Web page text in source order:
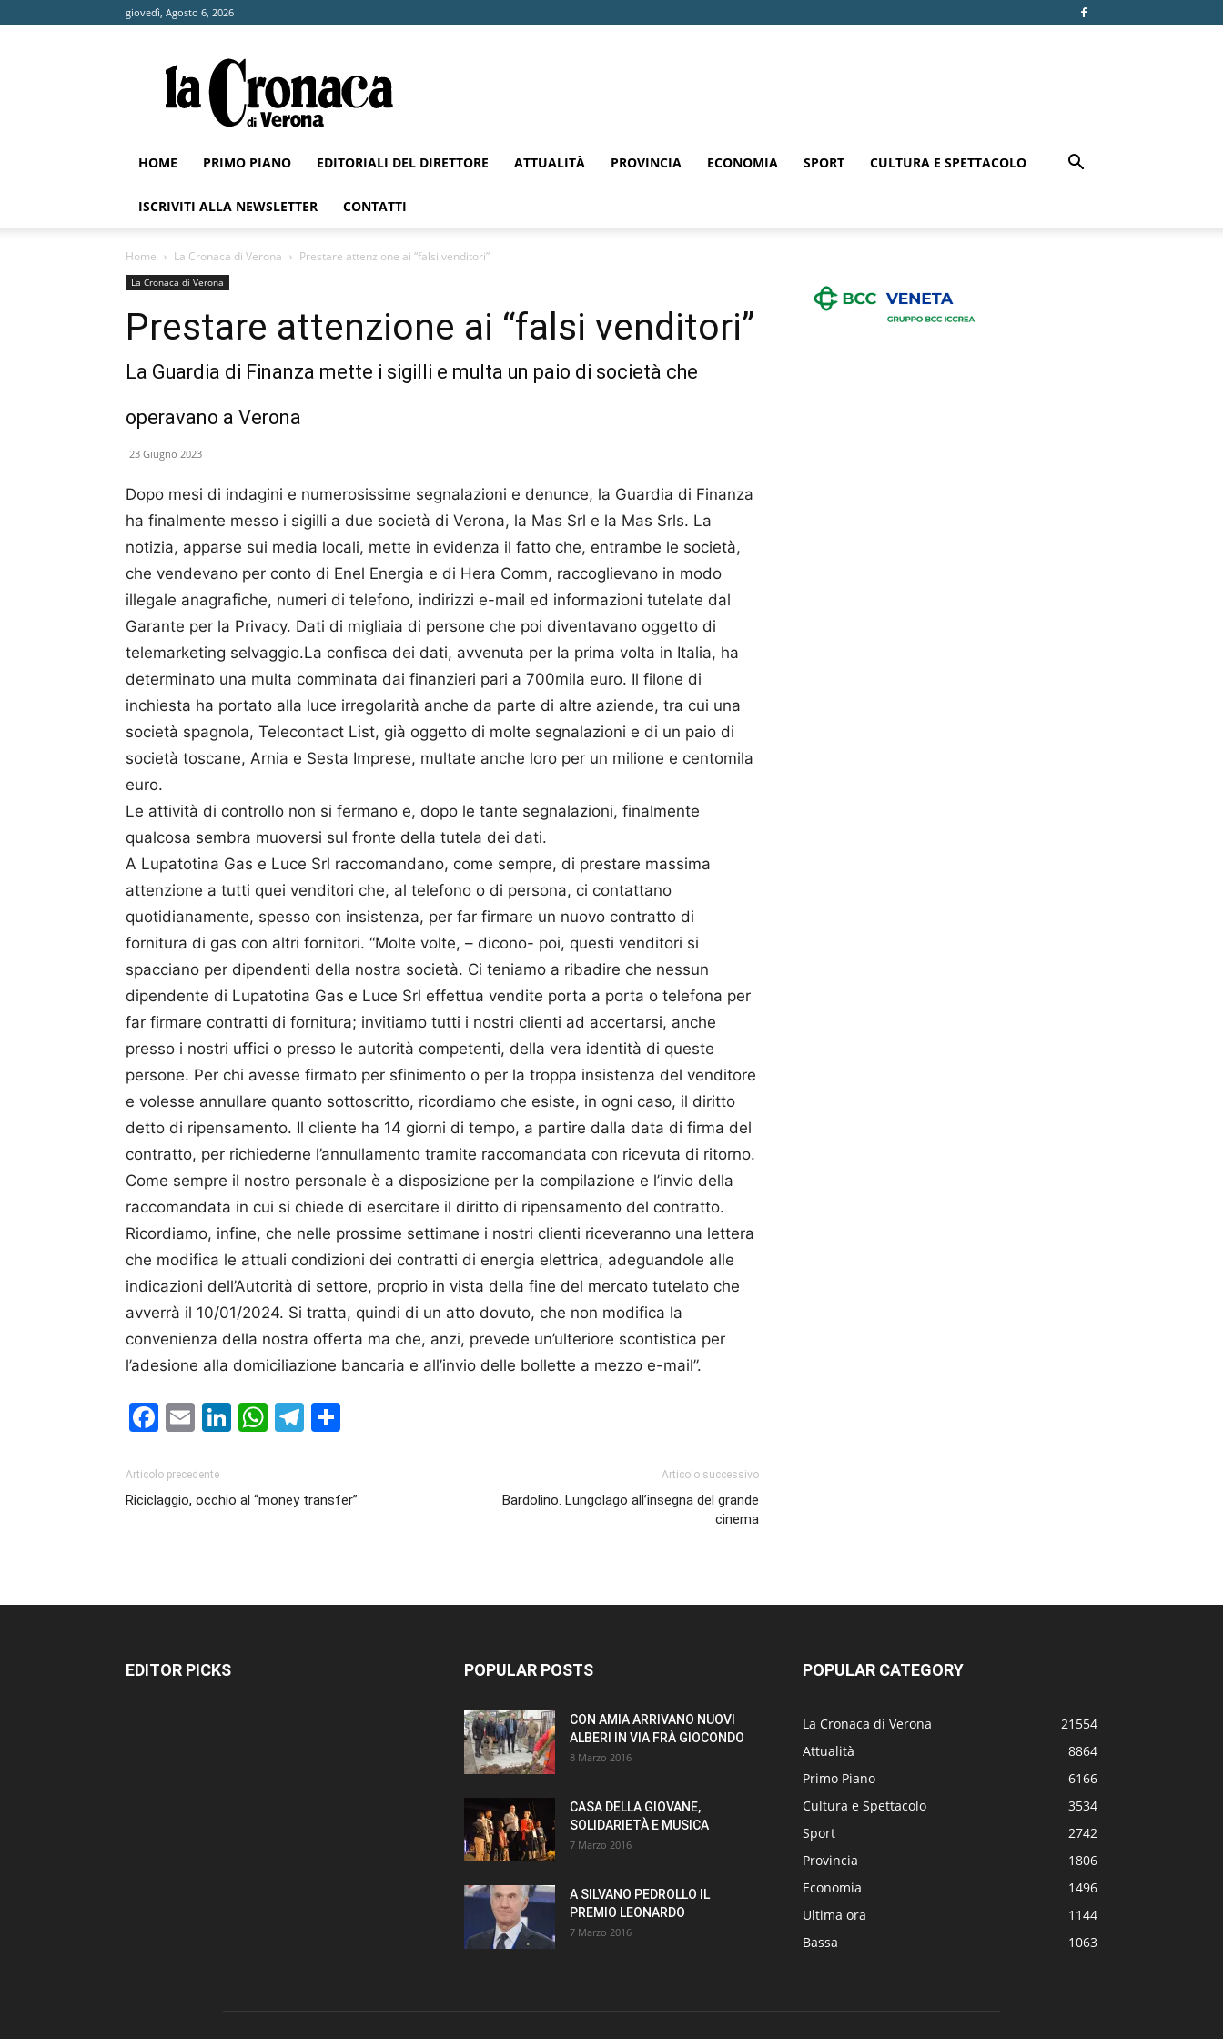
giovedì, Agosto 6, 2026
Cronaca
di
Verona
HOME PRIMO PIANO EDITORIALI DEL DIRETTORE ATTUALITÀ PROVINCIA ECONOMIA SPORT CULTURA E SPETTACOLO
ISCRIVITI ALLA NEWSLETTER CONTATTI
Home La Cronaca di Verona Prestare attenzione ai “falsi venditori”
La Cronaca di Verona
Prestare attenzione ai “falsi venditori”
La Guardia di Finanza mette i sigilli e multa un paio di società che
operavano a Verona
23 Giugno 2023
Dopo mesi di indagini e numerosissime segnalazioni e denunce, la Guardia di Finanza
ha finalmente messo i sigilli a due società di Verona, la Mas Srl e la Mas Srls. La
notizia, apparse sui media locali, mette in evidenza il fatto che, entrambe le società,
che vendevano per conto di Enel Energia e di Hera Comm, raccoglievano in modo
illegale anagrafiche, numeri di telefono, indirizzi e-mail ed informazioni tutelate dal
Garante per la Privacy. Dati di migliaia di persone che poi diventavano oggetto di
telemarketing selvaggio.La confisca dei dati, avvenuta per la prima volta in Italia, ha
determinato una multa comminata dai finanzieri pari a 700mila euro. Il filone di
inchiesta ha portato alla luce irregolarità anche da parte di altre aziende, tra cui una
società spagnola, Telecontact List, già oggetto di molte segnalazioni e di un paio di
società toscane, Arnia e Sesta Imprese, multate anche loro per un milione e centomila
euro.
Le attività di controllo non si fermano e, dopo le tante segnalazioni, finalmente
qualcosa sembra muoversi sul fronte della tutela dei dati.
A Lupatotina Gas e Luce Srl raccomandano, come sempre, di prestare massima
attenzione a tutti quei venditori che, al telefono o di persona, ci contattano
quotidianamente, spesso con insistenza, per far firmare un nuovo contratto di
fornitura di gas con altri fornitori. “Molte volte, – dicono- poi, questi venditori si
spacciano per dipendenti della nostra società. Ci teniamo a ribadire che nessun
dipendente di Lupatotina Gas e Luce Srl effettua vendite porta a porta o telefona per
far firmare contratti di fornitura; invitiamo tutti i nostri clienti ad accertarsi, anche
presso i nostri uffici o presso le autorità competenti, della vera identità di queste
persone. Per chi avesse firmato per sfinimento o per la troppa insistenza del venditore
e volesse annullare quanto sottoscritto, ricordiamo che esiste, in ogni caso, il diritto
detto di ripensamento. Il cliente ha 14 giorni di tempo, a partire dalla data di firma del
contratto, per richiederne l’annullamento tramite raccomandata con ricevuta di ritorno.
Come sempre il nostro personale è a disposizione per la compilazione e l’invio della
raccomandata in cui si chiede di esercitare il diritto di ripensamento del contratto.
Ricordiamo, infine, che nelle prossime settimane i nostri clienti riceveranno una lettera
che modifica le attuali condizioni dei contratti di energia elettrica, adeguandole alle
indicazioni dell’Autorità di settore, proprio in vista della fine del mercato tutelato che
avverrà il 10/01/2024. Si tratta, quindi di un atto dovuto, che non modifica la
convenienza della nostra offerta ma che, anzi, prevede un’ulteriore scontistica per
l’adesione alla domiciliazione bancaria e all’invio delle bollette a mezzo e-mail”.
Facebook
EmailLinkedIn
WhatsApp
Telegram
Articolo precedente
Riciclaggio, occhio al “money transfer”
Articolo successivo
Bardolino. Lungolago all’insegna del grande
cinema
EDITOR PICKS POPULAR POSTS
CON AMIA ARRIVANO NUOVI
ALBERI IN VIA FRÀ GIOCONDO
8 Marzo 2016
CASA DELLA GIOVANE,
SOLIDARIETÀ E MUSICA
7 Marzo 2016
A SILVANO PEDROLLO IL
PREMIO LEONARDO
7 Marzo 2016
POPULAR CATEGORY
La Cronaca di Verona
21554
Attualità
8864
Primo Piano
6166
Cultura e Spettacolo
3534
Sport
2742
Provincia
1806
Economia
1496
Ultima ora
1144
Bassa
1063